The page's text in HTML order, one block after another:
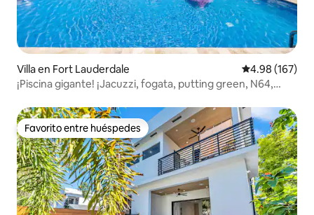
Villa en Fort Lauderdale Calificación
4.98 (167)
¡Piscina gigante! ¡Jacuzzi, fogata, putting green, N64,
Favorito entre huéspedes
Favorito entre huéspedes